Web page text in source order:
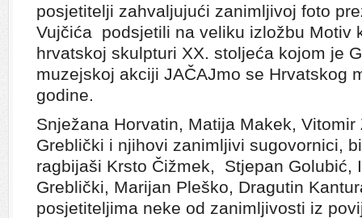
posjetitelji zahvaljujući zanimljivoj foto
Vujčića podsjetili na veliku izložbu Motiv
hrvatskoj skulpturi XX. stoljeća kojom je
muzejskoj akciji JAČAJmo se Hrvatskog
godine.
Snježana Horvatin, Matija Makek,
Greblički i njihovi zanimljivi sugovornici,
ragbijaši Krsto Čižmek, Stjepan Golubić,
Greblički, Marijan Pleško, Dragutin
posjetiteljima neke od zanimljivosti iz